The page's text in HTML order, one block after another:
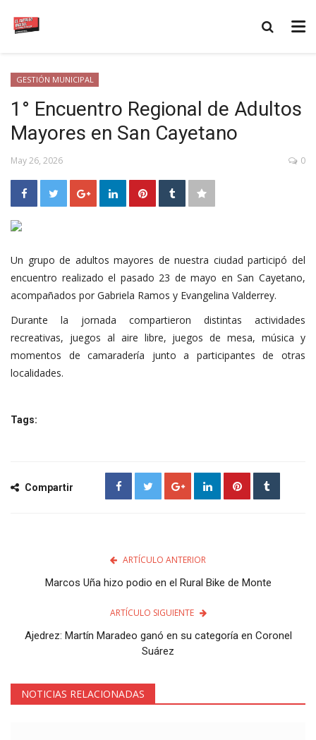
GESTIÓN MUNICIPAL
1° Encuentro Regional de Adultos
Mayores en San Cayetano
May 26, 2026 0
Un grupo de adultos mayores de nuestra ciudad participó del
encuentro realizado el pasado 23 de mayo en San Cayetano,
acompañados por Gabriela Ramos y Evangelina Valderrey.
Durante la jornada compartieron distintas actividades
recreativas, juegos al aire libre, juegos de mesa, música y
momentos de camaradería junto a participantes de otras
localidades.
Tags:
Compartir
ARTÍCULO ANTERIOR
Marcos Uña hizo podio en el Rural Bike de Monte
ARTÍCULO SIGUIENTE
Ajedrez: Martín Maradeo ganó en su categoría en Coronel
Suárez
NOTICIAS RELACIONADAS